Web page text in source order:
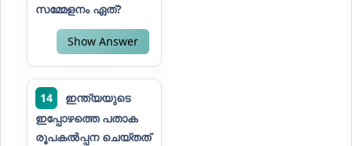
സമ്മേളനം ഏത്?
Show Answer
14
ഇന്ത്യയുടെ
ഇപ്പോഴത്തെ പതാക
രൂപകൽപ്പന ചെയ്തത്